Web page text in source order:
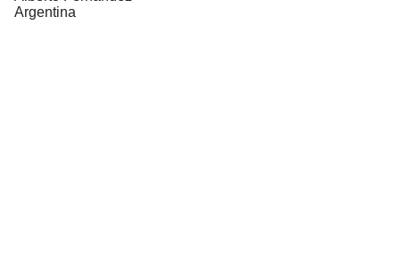
Argentina